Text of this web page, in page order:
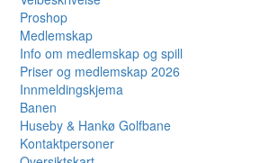
Proshop
Medlemskap
Info om medlemskap og spill
Priser og medlemskap 2026
Innmeldingskjema
Banen
Huseby & Hankø Golfbane
Kontaktpersoner